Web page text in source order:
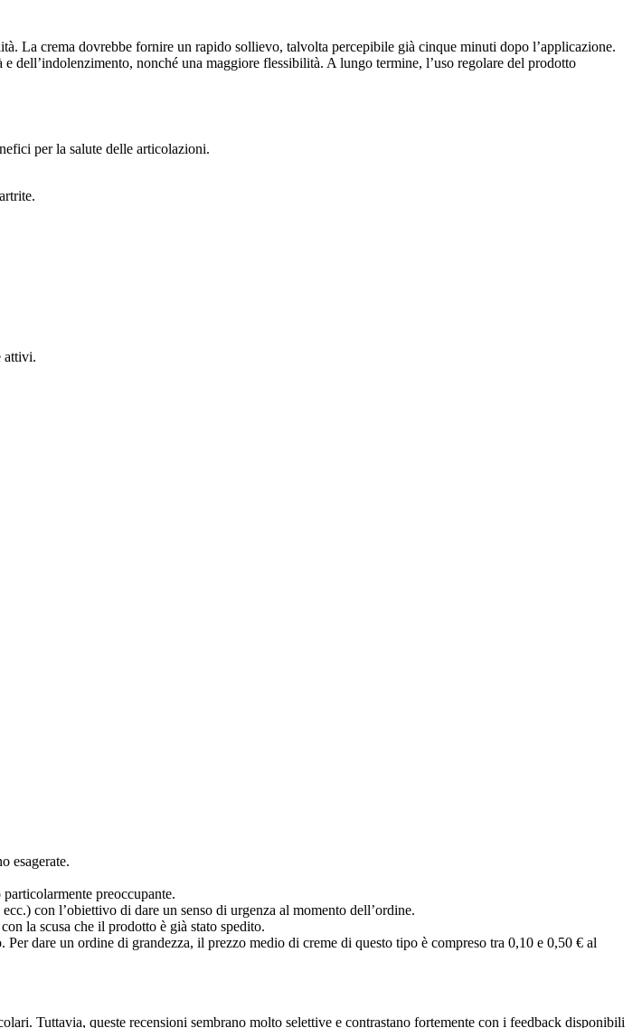
La crema dovrebbe fornire un rapido sollievo, talvolta percepibile già cinque minuti dopo l’applicazione.
nonché una maggiore flessibilità. A lungo termine, l’uso regolare del prodotto
per la salute delle articolazioni.
attivi.
esagerate.
preoccupante.
con l’obiettivo di dare un senso di urgenza al momento dell’ordine.
la scusa che il prodotto è già stato spedito.
dare un ordine di grandezza, il prezzo medio di creme di questo tipo è compreso tra 0,10 e 0,50 € al
Tuttavia, queste recensioni sembrano molto selettive e contrastano fortemente con i feedback disponibili